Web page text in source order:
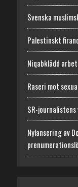
Svenska
Palestinskt
Niqabklädd
Raseri mot
SR-
Nylansering av